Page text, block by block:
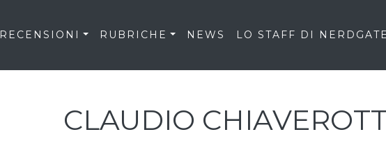
RECENSIONI RUBRICHE NEWS LO STAFF DI
CLAUDIO